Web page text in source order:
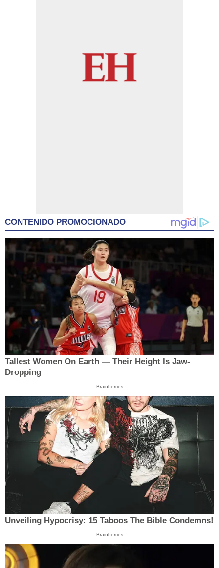
CONTENIDO PROMOCIONADO
Tallest Women On Earth — Their Height Is Jaw-
Dropping
Brainberries
Unveiling Hypocrisy: 15 Taboos The Bible Condemns!
Brainberries